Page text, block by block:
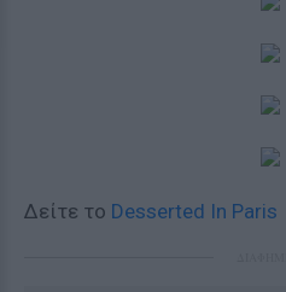
Δείτε το Desserted In Paris